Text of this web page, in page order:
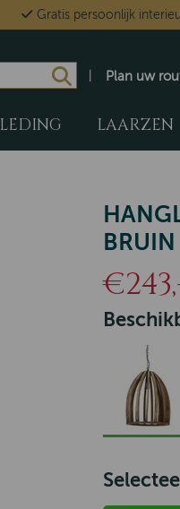
Gratis persoonlijk
Plan uw
LAARZEN
BRUIN